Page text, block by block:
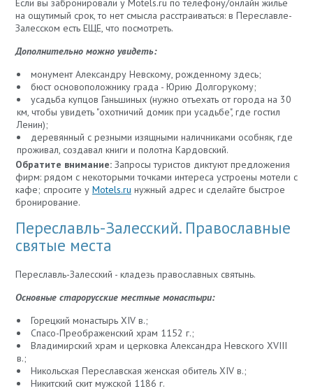
Если вы забронировали у Motels.ru по телефону/онлайн жилье
на ощутимый срок, то нет смысла расстраиваться: в Переславле-
Залесском есть ЕЩЕ, что посмотреть.
Дополнительно можно увидеть:
монумент Александру Невскому, рожденному здесь;
бюст основоположнику града - Юрию Долгорукому;
усадьба купцов Ганьшиных (нужно отъехать от города на 30
км, чтобы увидеть "охотничий домик при усадьбе", где гостил
Ленин);
деревянный с резными изящными наличниками особняк, где
проживал, создавал книги и полотна Кардовский.
Обратите внимание:Запросы туристов диктуют предложения
фирм: рядом с некоторыми точками интереса устроены мотели с
кафе; спросите у Motels.ru нужный адрес и сделайте быстрое
бронирование.
Переславль-Залесский. Православные
святые места
Переславль-Залесский - кладезь православных святынь.
Основные старорусские местные монастыри:
Горецкий монастырь XIV в.;
Спасо-Преображенский храм 1152 г.;
Владимирский храм и церковка Александра Невского XVIII
в.;
Никольская Переславская женская обитель XIV в.;
Никитский скит мужской 1186 г.